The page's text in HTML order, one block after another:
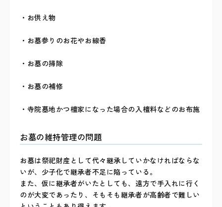
・お供え物
・お墓参りのお花やお線香
・お墓の掃除
・お墓の補修
・寺院墓地かつ檀家になった場合の入檀料などのお布施
お墓の維持管理の問題
お墓は祭祀財産として代々継承していかなければならな
いが、少子化で継承者不足に陥っている。
また、仮に継承者がいたとしても、遠方で手入れに行く
のが大変であったり、そもそも継承者が高齢者で難しい